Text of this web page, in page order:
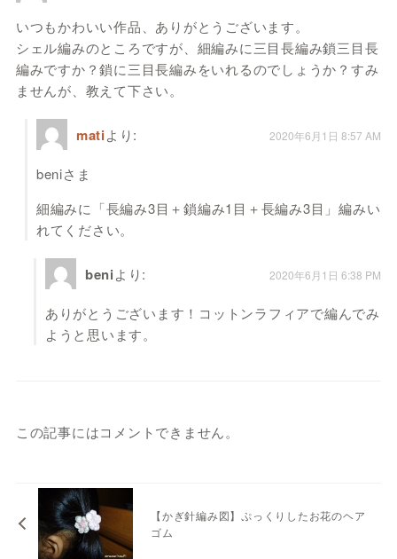
いつもかわいい作品、ありがとうございます。
シェル編みのところですが、細編みに三目長編み鎖三目長
編みですか？鎖に三目長編みをいれるのでしょうか？すみ
ませんが、教えて下さい。
matiより: 2020年6月1日 8:57 AM
beniさま
細編みに「長編み3目＋鎖編み1目＋長編み3目」編みい
れてください。
beniより: 2020年6月1日 6:38 PM
ありがとうございます！コットンラフィアで編んでみ
ようと思います。
この記事にはコメントできません。
【かぎ針編み図】ぷっくりしたお花のヘア
ゴム